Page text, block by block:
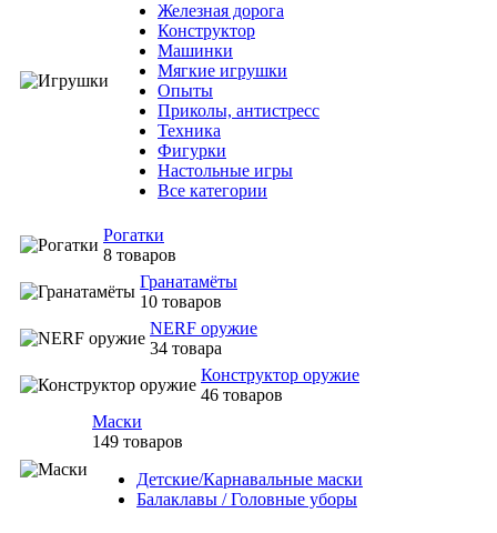
Железная дорога
Конструктор
Машинки
Мягкие игрушки
Опыты
Приколы, антистресс
Техника
Фигурки
Настольные игры
Все категории
Рогатки
8 товаров
Гранатамёты
10 товаров
NERF оружие
34 товара
Конструктор оружие
46 товаров
Маски
149 товаров
Детские/Карнавальные маски
Балаклавы / Головные уборы